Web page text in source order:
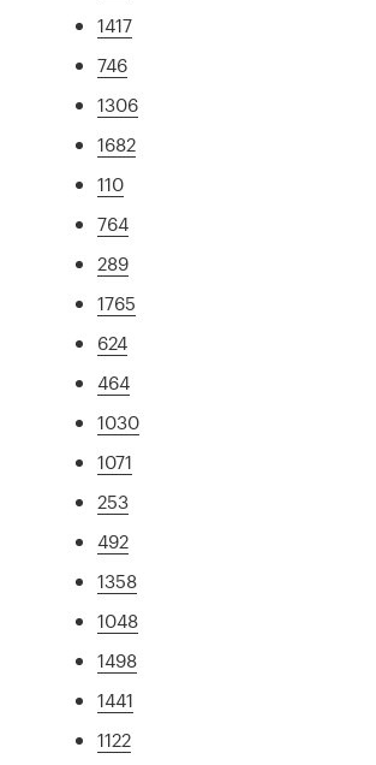
1417
746
1306
1682
110
764
289
1765
624
464
1030
1071
253
492
1358
1048
1498
1441
1122